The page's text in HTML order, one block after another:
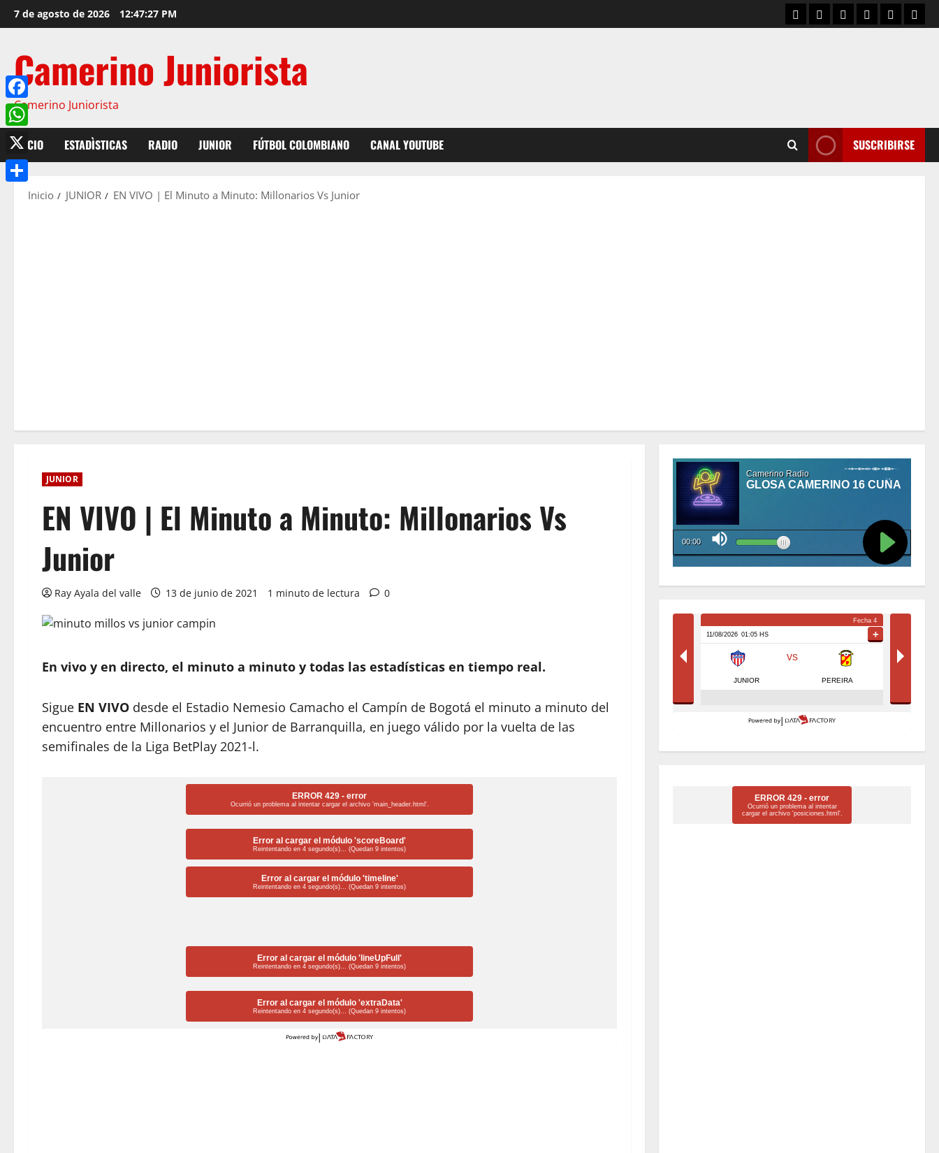
7 de agosto de 2026 12:47:28 PM
Camerino Juniorista
Camerino Juniorista
INICIO ESTADÌSTICAS RADIO JUNIOR FÚTBOL COLOMBIANO CANAL YOUTUBE SUSCRIBIRSE
Inicio JUNIOR EN VIVO | El Minuto a Minuto: Millonarios Vs Junior
JUNIOR
EN VIVO | El Minuto a Minuto: Millonarios Vs
Junior
Ray Ayala del valle 13 de junio de 2021 1 minuto de lectura 0
En vivo y en directo, el minuto a minuto y todas las estadísticas en tiempo real.
Sigue EN VIVO desde el Estadio Nemesio Camacho el Campín de Bogotá el minuto a minuto del
encuentro entre Millonarios y el Junior de Barranquilla, en juego válido por la vuelta de las
semifinales de la Liga BetPlay 2021-l.
Facebook
WhatsApp
X
Compartir